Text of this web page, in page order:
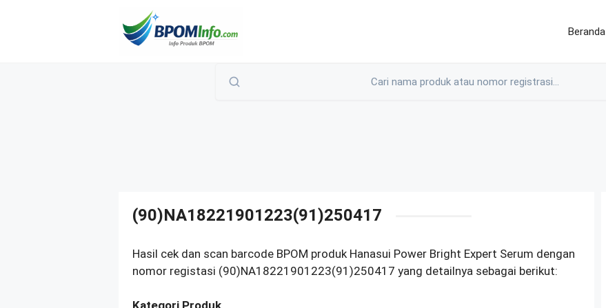
Beranda
(90)NA18221901223(91)250417
Hasil cek dan scan barcode BPOM produk Hanasui Power Bright Expert Serum dengan
nomor registasi (90)NA18221901223(91)250417 yang detailnya sebagai berikut: